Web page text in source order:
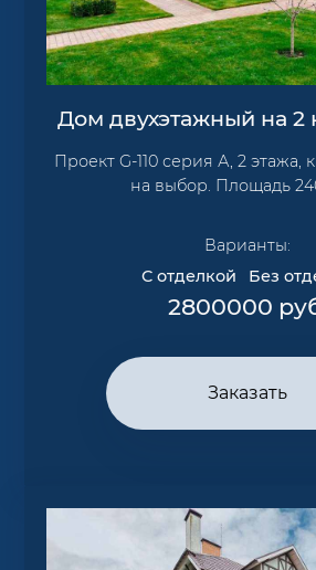
Дом двухэтажный на 2
Проект G-110 серия А, 2 этажа,
на выбор. Площадь
Варианты:
С отделкой
Без
2800000
Заказать